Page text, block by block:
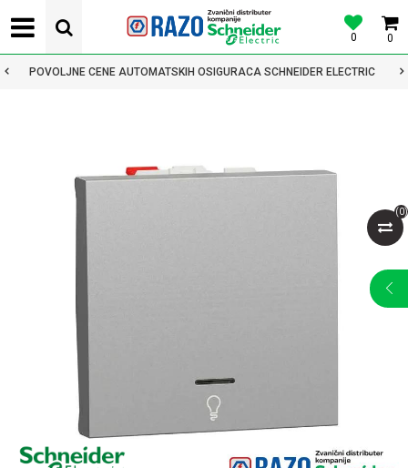
0
0
POVOLJNE CENE AUTOMATSKIH OSIGURACA SCHNEIDER ELECTRIC
(0)